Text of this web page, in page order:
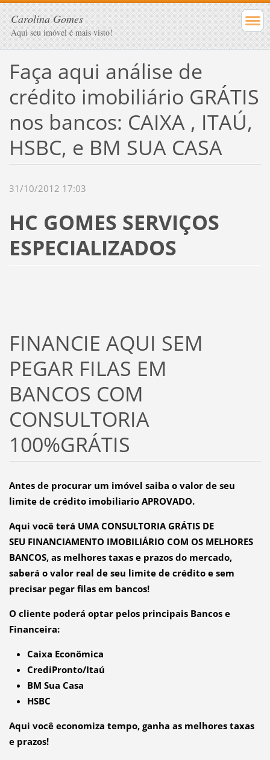
Carolina Gomes
Aqui seu imóvel é mais visto!
Faça aqui análise de
crédito imobiliário GRÁTIS
nos bancos: CAIXA , ITAÚ,
HSBC, e BM SUA CASA
31/10/2012 17:03
HC GOMES SERVIÇOS
ESPECIALIZADOS
FINANCIE AQUI SEM
PEGAR FILAS EM
BANCOS COM
CONSULTORIA
100%GRÁTIS
Antes de procurar um imóvel saiba o valor de seu
limite de crédito imobiliario APROVADO.
Aqui você terá UMA CONSULTORIA GRÁTIS DE
SEU FINANCIAMENTO IMOBILIÁRIO COM OS MELHORES
BANCOS, as melhores taxas e prazos do mercado,
saberá o valor real de seu limite de crédito e sem
precisar pegar filas em bancos!
O cliente poderá optar pelos principais Bancos e
Financeira:
Caixa Econômica
CrediPronto/Itaú
BM Sua Casa
HSBC
Aqui você economiza tempo, ganha as melhores taxas
e prazos!